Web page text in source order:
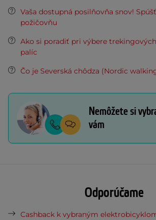
Vaša dostupná posilňovňa snov!
požičovňu
Ako si poradiť pri výbere
palíc
Čo je Severská chôdza (Nordic
Nemôžete si
vám
Odporúčame
Cashback k vybraným